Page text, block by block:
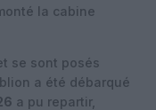
la cabine
se sont posés
a été débarqué
a pu repartir,